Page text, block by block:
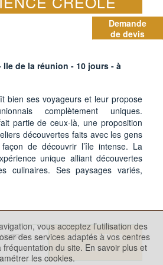
Demande
de devis
Ile de la réunion - 10 jours - à
bien ses voyageurs et leur propose
complètement uniques.
partie de ceux-là, une proposition
découvertes faits avec les gens
de découvrir l’île intense. La
unique alliant découvertes
culinaires. Ses paysages variés,
DEMANDER UN
DEVIS
vous acceptez l’utilisation des
des services adaptés à vos centres
fréquentation du site. En savoir plus et
les cookies.